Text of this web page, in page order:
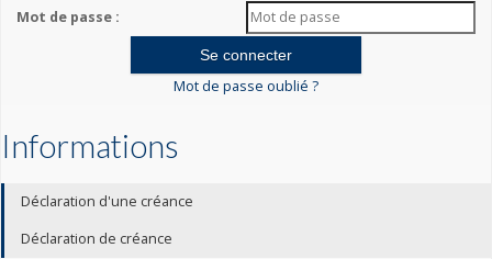
Mot de passe :
Mot de passe oublié ?
Informations
Déclaration d'une créance
Déclaration de créance